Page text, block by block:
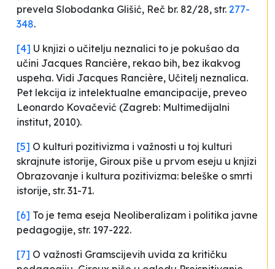
prevela Slobodanka Glišić, Reč br. 82/28, str. 277-
348.
[4] U knjizi o učitelju neznalici to je pokušao da
učini Jacques Rancière, rekao bih, bez ikakvog
uspeha. Vidi Jacques Rancière, Učitelj neznalica.
Pet lekcija iz intelektualne emancipacije, preveo
Leonardo Kovačević (Zagreb: Multimedijalni
institut, 2010).
[5] O kulturi pozitivizma i važnosti u toj kulturi
skrajnute istorije, Giroux piše u prvom eseju u knjizi
Obrazovanje i kultura pozitivizma: beleške o smrti
istorije, str. 31-71.
[6] To je tema eseja Neoliberalizam i politika javne
pedagogije, str. 197-222.
[7] O važnosti Gramscijevih uvida za kritičku